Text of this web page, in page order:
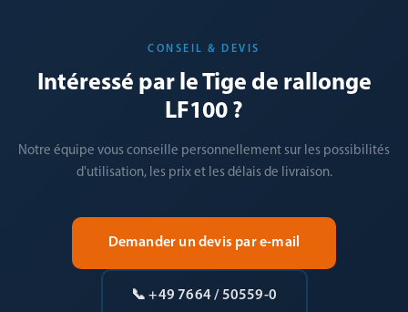
CONSEIL & DEVIS
Intéressé par le Tige de rallonge
LF100 ?
Notre équipe vous conseille personnellement sur les possibilités
d'utilisation, les prix et les délais de livraison.
Demander un devis par e-mail
📞 +49 7664 / 50559-0